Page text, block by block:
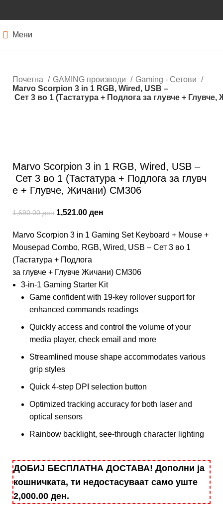
Мени
Почетна GAMING производи
Gaming - Сетови
Marvo Scorpion 3 in 1 RGB, Wired, USB –
Сет 3 во 1 (Тастатура + Подлога за глувче + Глувче,
Marvo Scorpion 3 in 1 RGB, Wired, USB –
Сет 3 во 1 (Тастатура + Подлога за глувч
е + Глувче, Жичани) CM306
1,690.00ден 1,521.00 ден
Marvo Scorpion 3 in 1 Gaming Set Keyboard + Mouse +
Mousepad Combo, RGB, Wired, USB – Сет 3 во 1
(Тастатура + Подлога
за глувче + Глувче Жичани) CM306
3-in-1 Gaming Starter Kit
Game confident with 19-key rollover support for
enhanced commands readings
Quickly access and control the volume of your
media player, check email and more
Streamlined mouse shape accommodates various
grip styles
Quick 4-step DPI selection button
Optimized tracking accuracy for both laser and
optical sensors
Rainbow backlight, see-through character lighting
ДОБИЈ БЕСПЛАТНА ДОСТАВА! Дополни ја
кошничката, ти недостасуваат само уште
2,000.00 ден.